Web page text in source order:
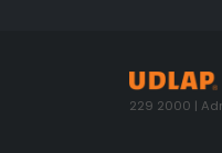
229 2000 |